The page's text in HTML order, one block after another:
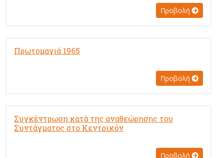
Προβολή
Πρωτομαγιά 1965
Προβολή
Συγκέντρωση κατά της αναθεώρησης του
Συντάγματος στο Κεντρικόν
Προβολή